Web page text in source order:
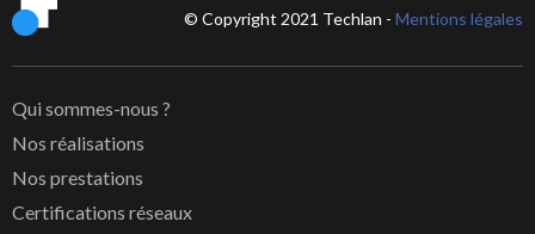
© Copyright 2021 Techlan - Mentions légales
Qui sommes-nous ?
Nos réalisations
Nos prestations
Certifications réseaux